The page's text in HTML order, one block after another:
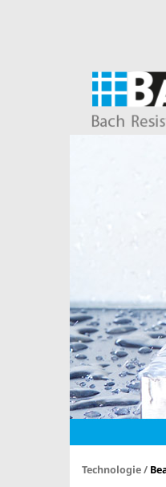
Technologie /